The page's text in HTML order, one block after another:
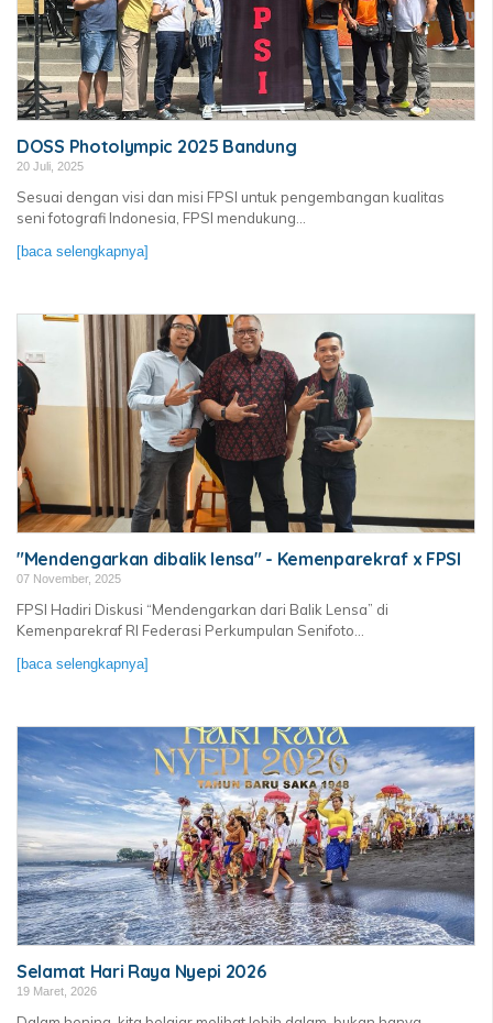
DOSS Photolympic 2025 Bandung
20 Juli, 2025
Sesuai dengan visi dan misi FPSI untuk pengembangan kualitas
seni fotografi Indonesia, FPSI mendukung...
[baca selengkapnya]
"Mendengarkan dibalik lensa" - Kemenparekraf x FPSI
07 November, 2025
FPSI Hadiri Diskusi “Mendengarkan dari Balik Lensa” di
Kemenparekraf RI Federasi Perkumpulan Senifoto...
[baca selengkapnya]
Selamat Hari Raya Nyepi 2026
19 Maret, 2026